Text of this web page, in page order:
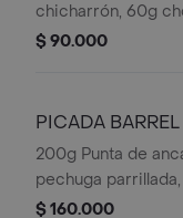
chicharrón, 60g
yuca, arepa, papas
$ 90.000
PICADA
200g Punta de
pechuga
200g costilla, 150g
$ 160.000